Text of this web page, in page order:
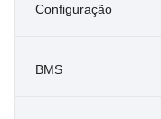
Configuração
BMS